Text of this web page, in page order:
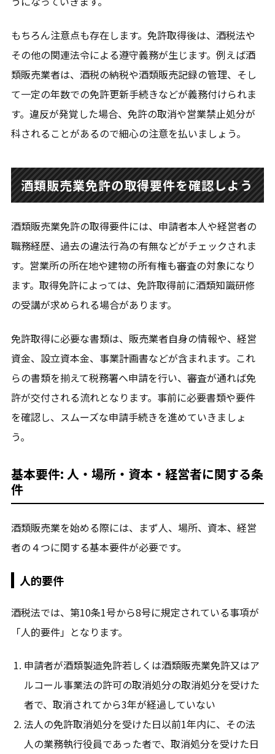
もちろん注意点も存在します。免許取得後は、酒税法や
その他の関連法令による遵守義務が生じます。例えば酒
類販売業者は、酒税の納税や酒類販売記録の管理、そし
て一定の年数での免許更新手続きなどが義務付けられま
す。違反が発覚した場合、免許の取消や営業禁止処分が
科されることがあるので細心の注意を払いましょう。
酒類販売業免許の取得要件を確認しよう
酒類販売業免許の取得要件には、申請者本人や経営者の
職務経歴、過去の違法行為の有無などがチェックされま
す。営業所の所在地や建物の所有権も審査の対象になり
ます。取得免許によっては、免許取得前に酒類知識研修
の受講が求められる場合があります。
免許取得に必要な書類は、販売業者自身の情報や、経営
資金、設立資本金、事業計画書などが含まれます。これ
らの書類を揃えて税務署へ申請を行い、審査が通れば免
許が交付される流れとなります。事前に必要書類や要件
を確認し、スムーズな申請手続きを進めていきましょ
う。
基本要件: 人・場所・資本・経営者に関する条
件
酒類販売業を始める際には、まず人、場所、資本、経営
者の４つに関する基本要件が必要です。
人的要件
酒税法では、第10条1号から8号に規定されている事項が
「人的要件」となります。
申請者が酒類製造免許若しくは酒類販売業免許又はア
ルコール事業法の許可の取消処分の取消処分を受けた
者で、取消されてから3年が経過していない
法人の免許取消処分を受けた日以前1年内に、その法
人の業務執行役員であった者で、取消処分を受けた日